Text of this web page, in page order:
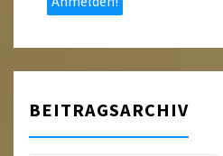
BEITRAGSARCHIV